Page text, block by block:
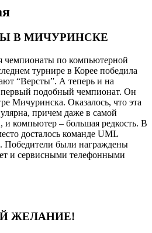
В МИЧУРИНСКЕ
чемпионаты по компьютерной
турнире в Корее победила
“Версты”. А теперь и на
первый подобный чемпионат. Он
Мичуринска. Оказалось, что эта
причем даже в самой
и компьютер – большая редкость. В
досталось команде UML
Победители были награждены
и сервисными телефонными
ЖЕЛАНИЕ!